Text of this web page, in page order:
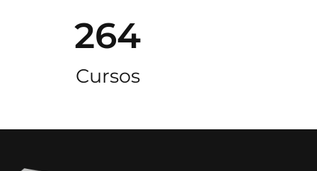
264
Cursos